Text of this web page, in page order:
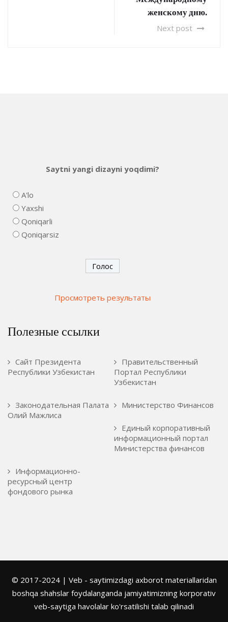
женскому дню.
Next post
Saytni yangi dizayni yoqdimi?
A'lo
Yaxshi
Qoniqarli
Qoniqarsiz
Просмотреть результаты
Полезные ссылки
Сайт Президента
Республики Узбекистан
Правительственный
Портал Республики
Узбекистан
Законодательная Палата
Олий Мажлиса
Министерство Финансов
Единый корпоративный
информационный портал
Министерства финансов
Информационно-
ресурсный центр
фондового рынка
© 2017-2024 | Veb - saytimizdagi axborot materiallaridan
boshqa shahslar foydalanganda jamiyatimizning korporativ
veb-saytiga havolalar ko'rsatilishi talab qilinadi